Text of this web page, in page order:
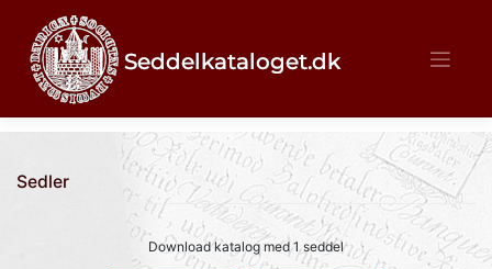
content
Sedler
Download katalog med 1 seddel